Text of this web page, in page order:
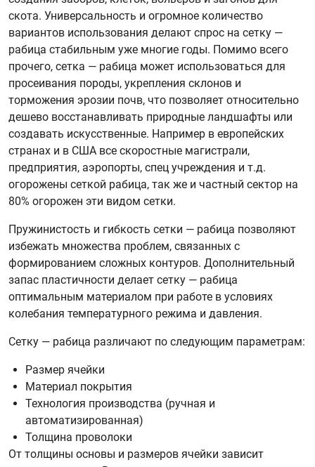
скота. Универсальность и огромное количество
вариантов использования делают спрос на сетку —
рабица стабильным уже многие годы. Помимо всего
прочего, сетка — рабица может использоваться для
просеивания породы, укрепления склонов и
торможения эрозии почв, что позволяет относительно
дешево восстанавливать природные ландшафты или
создавать искусственные. Например в европейских
странах и в США все скоростные магистрали,
предприятия, аэропорты, спец учреждения и т.д.
огорожены сеткой рабица, так же и частный сектор на
80% огорожен эти видом сетки.
Пружинистость и гибкость сетки — рабица позволяют
избежать множества проблем, связанных с
формированием сложных контуров. Дополнительный
запас пластичности делает сетку — рабица
оптимальным материалом при работе в условиях
колебания температурного режима и давления.
Сетку — рабица различают по следующим параметрам:
Размер ячейки
Материал покрытия
Технология производства (ручная и
автоматизированная)
Толщина проволоки
От толщины основы и размеров ячейки зависит